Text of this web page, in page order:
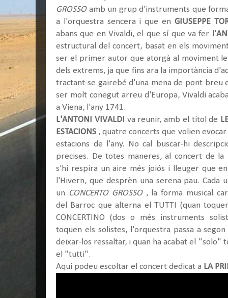
GROSSOamb un grup d'instruments que
a l'orquestra sencera i que en GIUSEPPE
abans que en Vivaldi, el que sí que va fer l'
estructural del concert, basat en els
ser el primer autor que atorgà al moviment
dels extrems, ja que fins ara la importància
tractant-se gairebé d'una mena de pont breu
ser molt conegut arreu d'Europa, Vivaldi
a Viena, l'any 1741.
L'ANTONI VIVALDI va reunir, amb el títol de
ESTACIONS , quatre concerts que volien
estacions de l'any. No cal buscar-hi
precises. De totes maneres, al concert de la
s'hi respira un aire més joiós i lleuger que
l'Hivern, que desprèn una serena pau. Cada
un CONCERTO GROSSO, la forma musical
del Barroc que alterna el TUTTI (quan
CONCERTINO (dos o més instruments
toquen els solistes, l'orquestra passa a
deixar-los ressaltar, i quan ha acabat el "solo"
el "tutti".
Aquí podeu escoltar el concert dedicat a LA